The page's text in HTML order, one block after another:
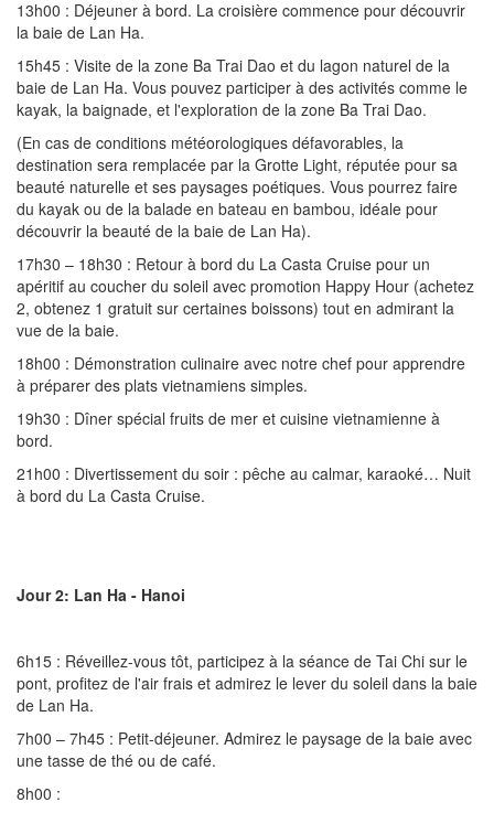
13h00 : Déjeuner à bord. La croisière commence pour découvrir
la baie de Lan Ha.
15h45 : Visite de la zone Ba Trai Dao et du lagon naturel de la
baie de Lan Ha. Vous pouvez participer à des activités comme le
kayak, la baignade, et l'exploration de la zone Ba Trai Dao.
(En cas de conditions météorologiques défavorables, la
destination sera remplacée par la Grotte Light, réputée pour sa
beauté naturelle et ses paysages poétiques. Vous pourrez faire
du kayak ou de la balade en bateau en bambou, idéale pour
découvrir la beauté de la baie de Lan Ha).
17h30 – 18h30 : Retour à bord du La Casta Cruise pour un
apéritif au coucher du soleil avec promotion Happy Hour (achetez
2, obtenez 1 gratuit sur certaines boissons) tout en admirant la
vue de la baie.
18h00 : Démonstration culinaire avec notre chef pour apprendre
à préparer des plats vietnamiens simples.
19h30 : Dîner spécial fruits de mer et cuisine vietnamienne à
bord.
21h00 : Divertissement du soir : pêche au calmar, karaoké… Nuit
à bord du La Casta Cruise.
Jour 2: Lan Ha - Hanoi
6h15 : Réveillez-vous tôt, participez à la séance de Tai Chi sur le
pont, profitez de l'air frais et admirez le lever du soleil dans la baie
de Lan Ha.
7h00 – 7h45 : Petit-déjeuner. Admirez le paysage de la baie avec
une tasse de thé ou de café.
8h00 :